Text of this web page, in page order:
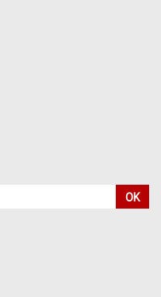
OK